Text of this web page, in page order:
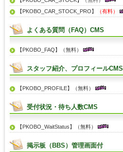
【PKOBO_CAR_STOCK_PRO】
（有料）
よくある質問（FAQ）CMS
【PKOBO_FAQ】（無料）
スタッフ紹介、プロフィールCMS
【PKOBO_PROFILE】（無料）
受付状況・待ち人数CMS
【PKOBO_WaitStatus】（無料）
掲示板（BBS）管理画面付